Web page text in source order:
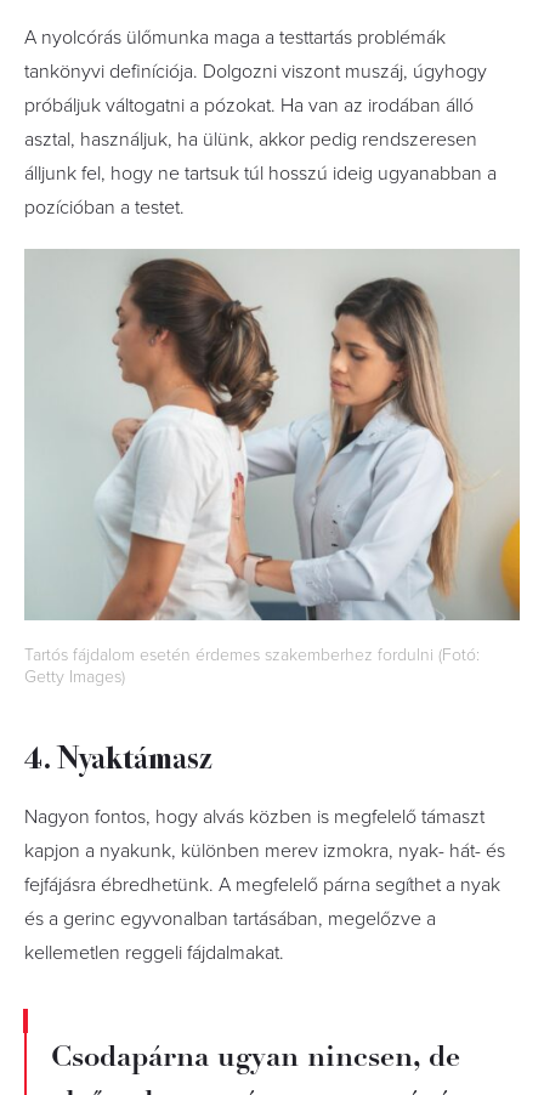
A nyolcórás ülőmunka maga a testtartás problémák
tankönyvi definíciója. Dolgozni viszont muszáj, úgyhogy
próbáljuk váltogatni a pózokat. Ha van az irodában álló
asztal, használjuk, ha ülünk, akkor pedig rendszeresen
álljunk fel, hogy ne tartsuk túl hosszú ideig ugyanabban a
pozícióban a testet.
Tartós fájdalom esetén érdemes szakemberhez fordulni (Fotó:
Getty Images)
4. Nyaktámasz
Nagyon fontos, hogy alvás közben is megfelelő támaszt
kapjon a nyakunk, különben merev izmokra, nyak- hát- és
fejfájásra ébredhetünk. A megfelelő párna segíthet a nyak
és a gerinc egyvonalban tartásában, megelőzve a
kellemetlen reggeli fájdalmakat.
Csodapárna ugyan nincsen, de